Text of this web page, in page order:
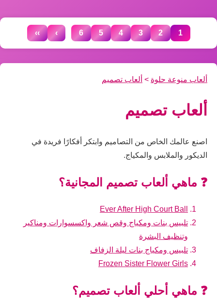
1
2
3
4
5
6
...
›
››
ألعاب منوعة حلوة > ألعاب تصميم
ألعاب تصميم
اصنع عالمك الخاص من التصاميم وابتكر أفكارًا فريدة في
الديكور والملابس والمكياج.
❓ ماهي ألعاب تصميم المجانية؟
Ever After High Court Ball
تلبيس بنات ومكياج وقص شعر واكسسوارات ومناكير
وتنظيف البشرة
تلبيس ومكياج بنات ليلة الزفاف
Frozen Sister Flower Girls
❓ ماهي أحلي ألعاب تصميم؟